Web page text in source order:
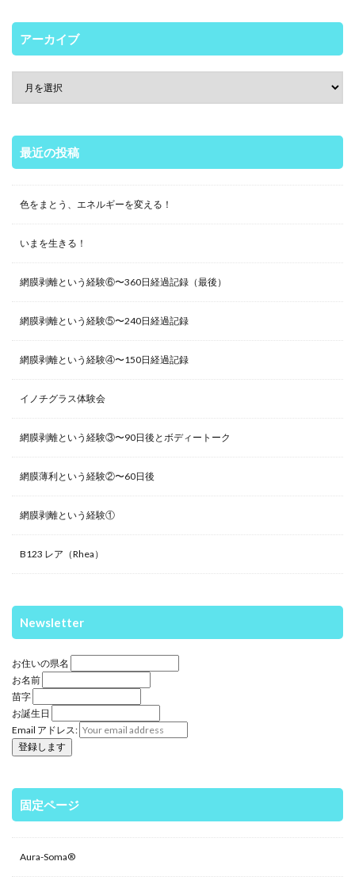
アーカイブ
最近の投稿
色をまとう、エネルギーを変える！
いまを生きる！
網膜剥離という経験⑥〜360日経過記録（最後）
網膜剥離という経験⑤〜240日経過記録
網膜剥離という経験④〜150日経過記録
イノチグラス体験会
網膜剥離という経験③〜90日後とボディートーク
網膜薄利という経験②〜60日後
網膜剥離という経験①
B123 レア（Rhea）
Newsletter
お住いの県名
お名前
苗字
お誕生日
Email アドレス:
固定ページ
Aura-Soma®